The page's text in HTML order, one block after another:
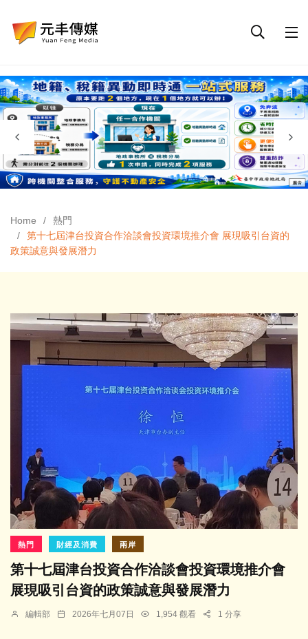
Home
熱門
第十七屆津台投資合作洽談會投資環境推介會 展現吸引台資的
政策誠意與發展潛力
熱門 財經及消費 兩岸
第十七屆津台投資合作洽談會投資環境推介會
展現吸引台資的政策誠意與發展潛力
編輯部 2026年七月07日 1,954 觀看 1 分享